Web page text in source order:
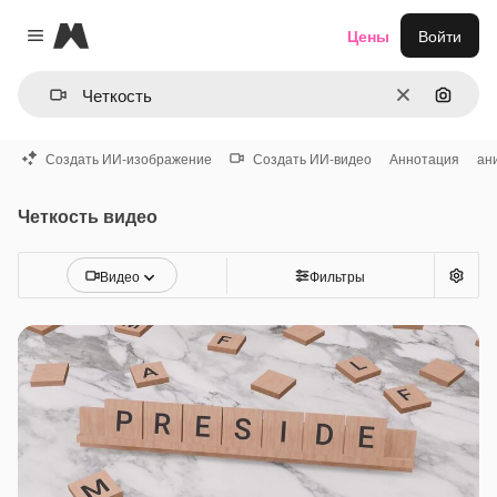
Close menu
Magnific
ОчиститьПоиск
Цены Войти
Создать ИИ-изображение Создать ИИ-видео Аннотация
Четкость видео
Видео Фильтры